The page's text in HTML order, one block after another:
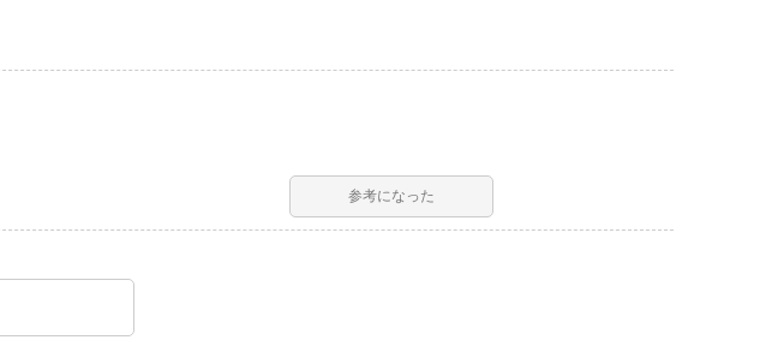
参考になった